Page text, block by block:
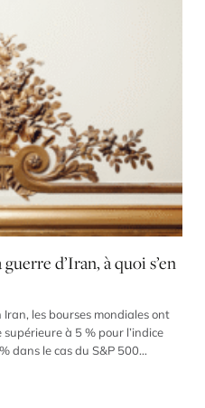
d’Iran, à quoi s’en
les bourses mondiales ont
à 5 % pour l’indice
dans le cas du S&P 500
et le 3 […]